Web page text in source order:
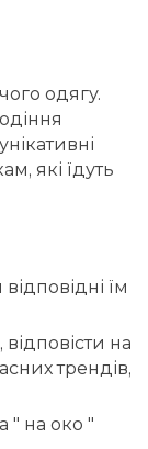
одягу.
які їдуть
їм
на
трендів,
" на око "